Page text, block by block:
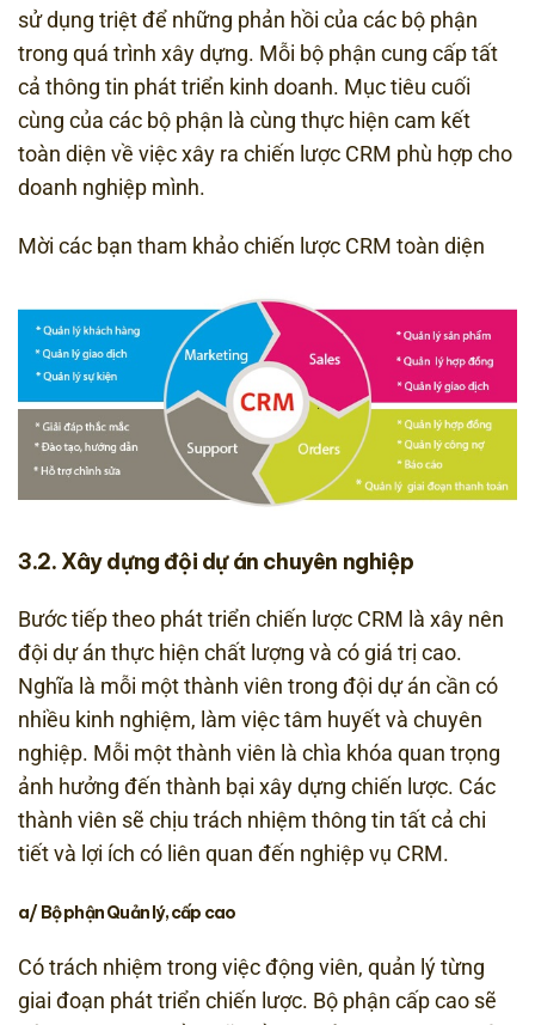
sử dụng triệt để những phản hồi của các bộ phận
trong quá trình xây dựng. Mỗi bộ phận cung cấp tất
cả thông tin phát triển kinh doanh. Mục tiêu cuối
cùng của các bộ phận là cùng thực hiện cam kết
toàn diện về việc xây ra chiến lược CRM phù hợp cho
doanh nghiệp mình.
Mời các bạn tham khảo chiến lược CRM toàn diện
3.2. Xây dựng đội dự án chuyên nghiệp
Bước tiếp theo phát triển chiến lược CRM là xây nên
đội dự án thực hiện chất lượng và có giá trị cao.
Nghĩa là mỗi một thành viên trong đội dự án cần có
nhiều kinh nghiệm, làm việc tâm huyết và chuyên
nghiệp. Mỗi một thành viên là chìa khóa quan trọng
ảnh hưởng đến thành bại xây dựng chiến lược. Các
thành viên sẽ chịu trách nhiệm thông tin tất cả chi
tiết và lợi ích có liên quan đến nghiệp vụ CRM.
a/ Bộ phận Quản lý, cấp cao
Có trách nhiệm trong việc động viên, quản lý từng
giai đoạn phát triển chiến lược. Bộ phận cấp cao sẽ